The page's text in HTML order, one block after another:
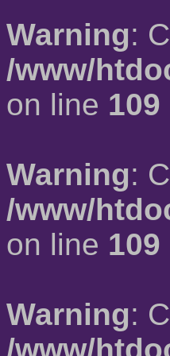
Warning:
/www/
on line 109
Warning:
/www/
on line 109
Warning:
/www/